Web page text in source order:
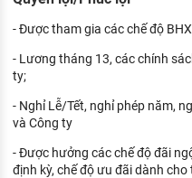
- Được tham gia các chế độ
- Lương tháng 13, các chính
ty;
- Nghỉ Lễ/Tết, nghỉ phép năm,
và Công ty
- Được hưởng các chế độ đãi
định kỳ, chế độ ưu đãi dành